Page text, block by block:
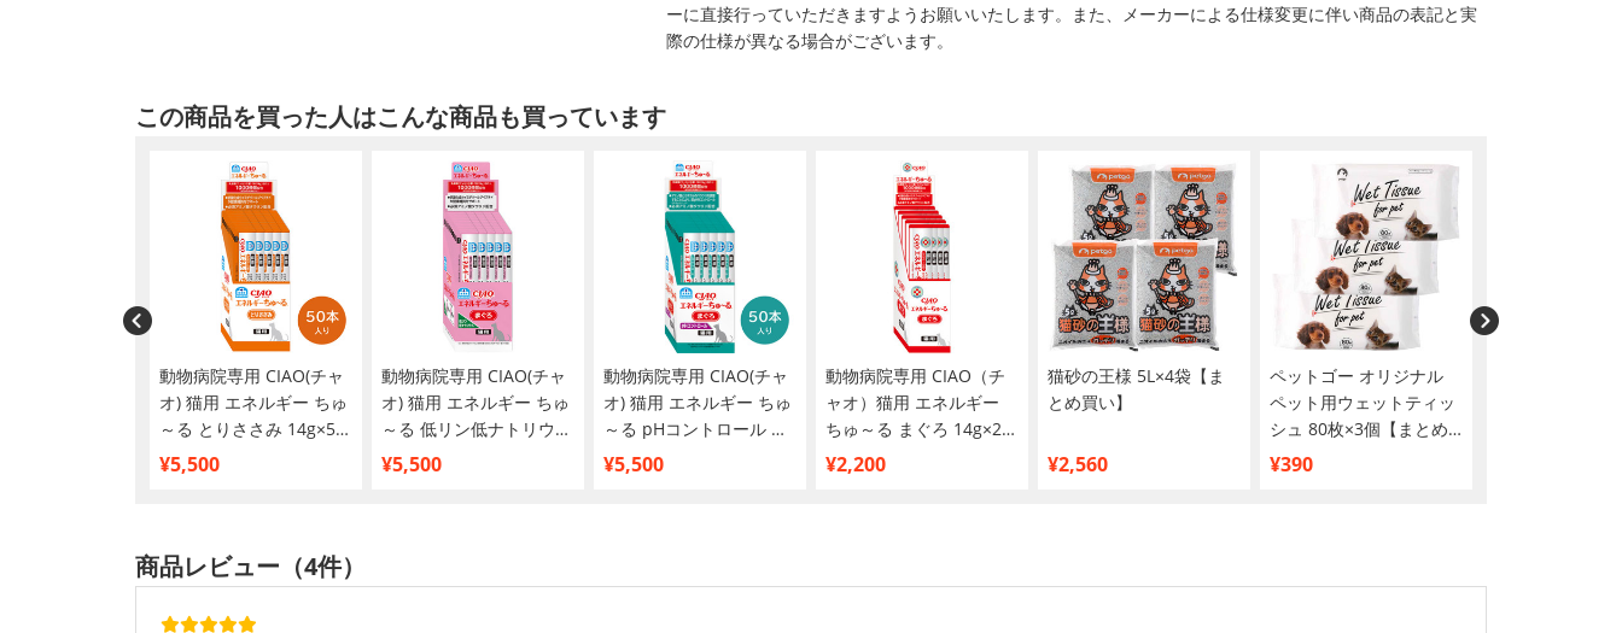
ーに直接行っていただきますようお願いいたします。また、メーカーによる仕様変更に伴い商品の表記と実
際の仕様が異なる場合がございます。
この商品を買った人はこんな商品も買っています
動物病院専用 CIAO(チャ
オ) 猫用 エネルギー ちゅ
～る とりささみ 14g×50
本入
¥5,500
動物病院専用 CIAO(チャ
オ) 猫用 エネルギー ちゅ
～る 低リン低ナトリウム
まぐろ 14g×50本入
¥5,500
動物病院専用 CIAO(チャ
オ) 猫用 エネルギー ちゅ
～る pHコントロール ま
ぐろ 14g×50本入
¥5,500
動物病院専用 CIAO（チ
ャオ）猫用 エネルギー
ちゅ～る まぐろ 14g×20
本入
¥2,200
猫砂の王様 5L×4袋【ま
とめ買い】
¥2,560
ペットゴー オリジナル
ペット用ウェットティッ
シュ 80枚×3個【まとめ
買い】
¥390
商品レビュー（4件）